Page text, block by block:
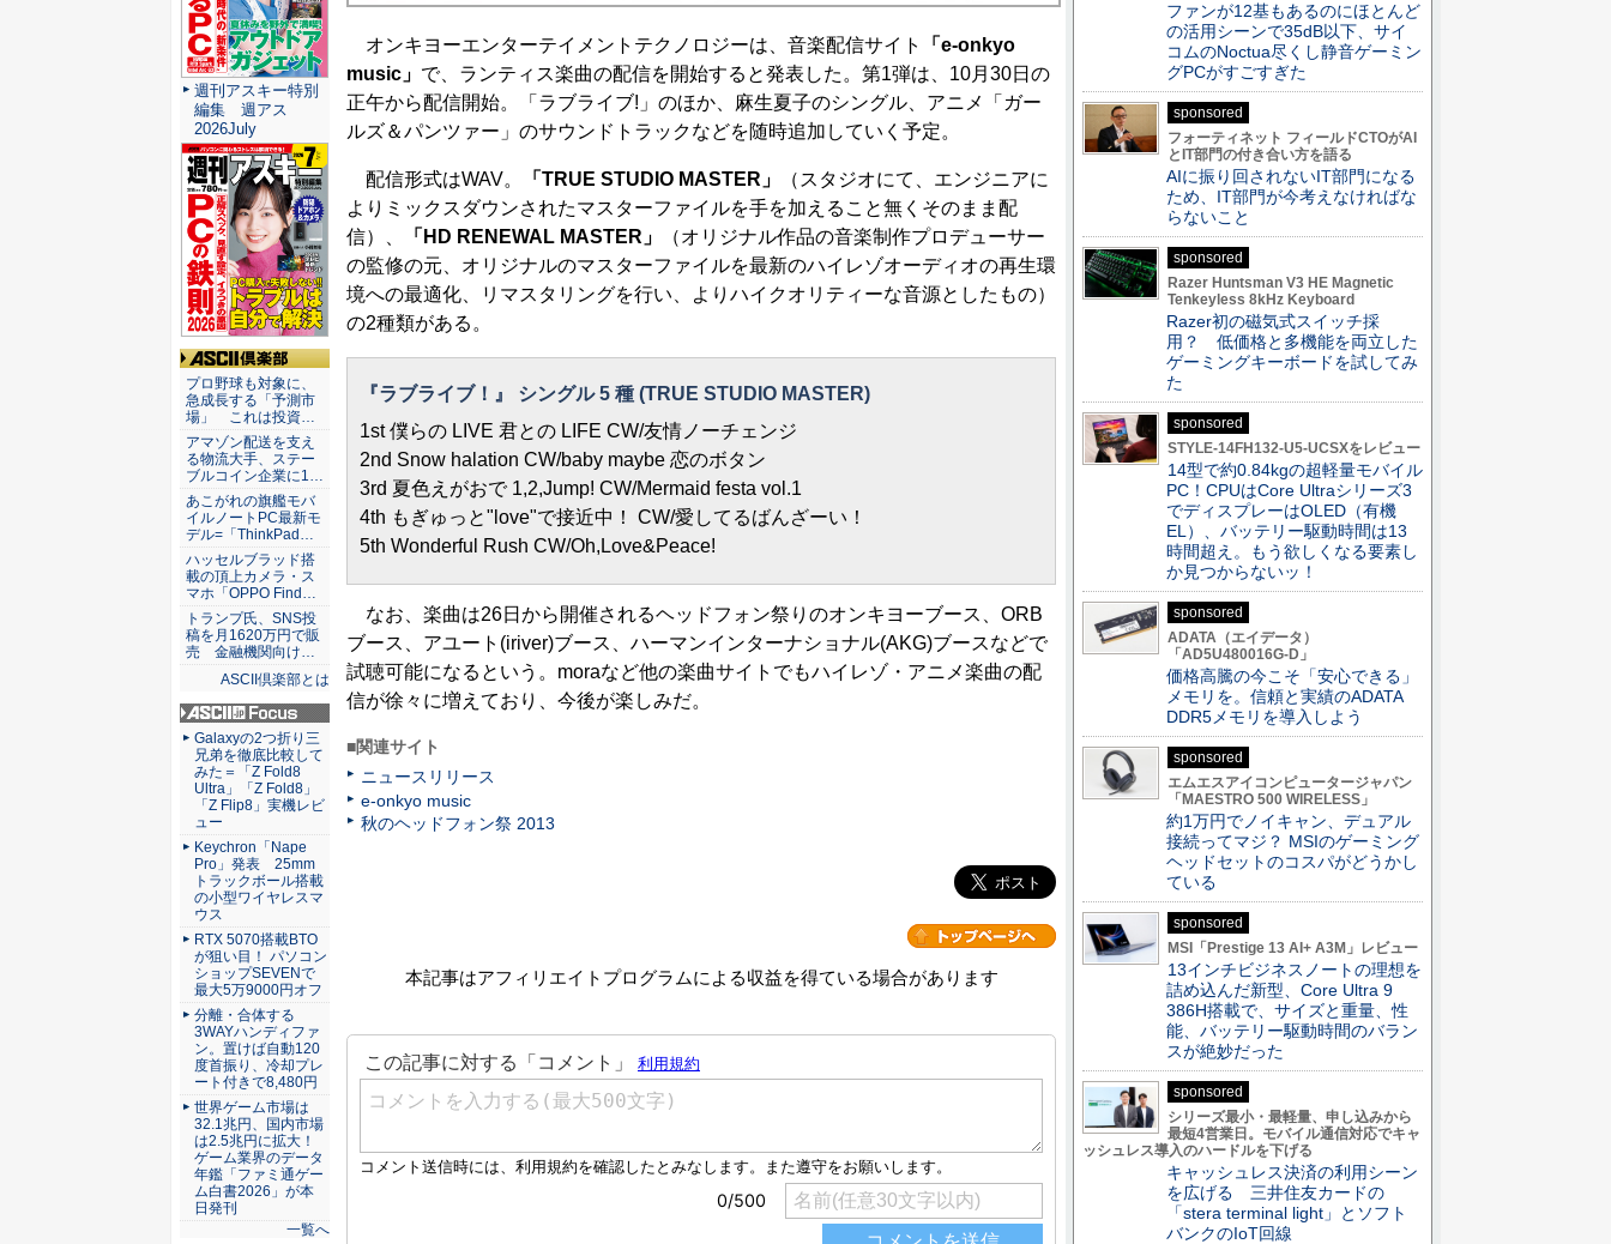
オンキヨーエンターテイメントテクノロジーは、音楽配信サイト
「e-onkyo
music」 で、ランティス楽曲の配信を開始すると発表した。第1弾は、10月30日の
正午から配信開始。「ラブライブ!」のほか、麻生夏子のシングル、アニメ「ガー
ルズ＆パンツァー」のサウンドトラックなどを随時追加していく予定。
配信形式はWAV。 「TRUE STUDIO MASTER」
（スタジオにて、エンジニアに
よりミックスダウンされたマスターファイルを手を加えること無くそのまま配
信）、
「HD RENEWAL MASTER」
（オリジナル作品の音楽制作プロデューサー
の監修の元、オリジナルのマスターファイルを最新のハイレゾオーディオの再生環
境への最適化、リマスタリングを行い、よりハイクオリティーな音源としたもの）
の2種類がある。
『ラブライブ！』 シングル 5 種 (TRUE STUDIO MASTER)
1st 僕らの LIVE 君との LIFE CW/友情ノーチェンジ
2nd Snow halation CW/baby maybe 恋のボタン
3rd 夏色えがおで 1,2,Jump! CW/Mermaid festa vol.1
4th もぎゅっと"love"で接近中！ CW/愛してるばんざーい！
5th Wonderful Rush CW/Oh,Love&Peace!
なお、楽曲は26日から開催されるヘッドフォン祭りのオンキヨーブース、ORB
ブース、アユート(iriver)ブース、ハーマンインターナショナル(AKG)ブースなどで
試聴可能になるという。moraなど他の楽曲サイトでもハイレゾ・アニメ楽曲の配
信が徐々に増えており、今後が楽しみだ。
■関連サイト
ニュースリリース
e-onkyo music
秋のヘッドフォン祭 2013
本記事はアフィリエイトプログラムによる収益を得ている場合があります
週刊アスキー特別
編集 週アス
2026July
ASCII倶楽部
プロ野球も対象に、
急成長する「予測市
場」 これは投資…
アマゾン配送を支え
る物流大手、ステー
ブルコイン企業に1…
あこがれの旗艦モバ
イルノートPC最新モ
デル=「ThinkPad…
ハッセルブラッド搭
載の頂上カメラ・ス
マホ「OPPO Find…
トランプ氏、SNS投
稿を月1620万円で販
売 金融機関向け…
ASCII倶楽部とは
ASCII.jp Focus
Galaxyの2つ折り三
兄弟を徹底比較して
みた＝「Z Fold8
Ultra」「Z Fold8」
「Z Flip8」実機レビ
ュー
Keychron「Nape
Pro」発表 25mm
トラックボール搭載
の小型ワイヤレスマ
ウス
RTX 5070搭載BTO
が狙い目！ パソコン
ショップSEVENで
最大5万9000円オフ
分離・合体する
3WAYハンディファ
ン。置けば自動120
度首振り、冷却プレ
ート付きで8,480円
世界ゲーム市場は
32.1兆円、国内市場
は2.5兆円に拡大！
ゲーム業界のデータ
年鑑「ファミ通ゲー
ム白書2026」が本
日発刊
一覧へ
ファンが12基もあるのにほとんど
の活用シーンで35dB以下、サイ
コムのNoctua尽くし静音ゲーミン
グPCがすごすぎた
sponsored
フォーティネット フィールドCTOがAI
とIT部門の付き合い方を語る
AIに振り回されないIT部門になる
ため、IT部門が今考えなければな
らないこと
sponsored
Razer Huntsman V3 HE Magnetic
Tenkeyless 8kHz Keyboard
Razer初の磁気式スイッチ採
用？ 低価格と多機能を両立した
ゲーミングキーボードを試してみ
た
sponsored
STYLE-14FH132-U5-UCSXをレビュー
14型で約0.84kgの超軽量モバイル
PC！CPUはCore Ultraシリーズ3
でディスプレーはOLED（有機
EL）、バッテリー駆動時間は13
時間超え。もう欲しくなる要素し
か見つからないッ！
sponsored
ADATA（エイデータ）
「AD5U480016G-D」
価格高騰の今こそ「安心できる」
メモリを。信頼と実績のADATA
DDR5メモリを導入しよう
sponsored
エムエスアイコンピュータージャパン
「MAESTRO 500 WIRELESS」
約1万円でノイキャン、デュアル
接続ってマジ？ MSIのゲーミング
ヘッドセットのコスパがどうかし
ている
sponsored
MSI「Prestige 13 AI+ A3M」レビュー
13インチビジネスノートの理想を
詰め込んだ新型、Core Ultra 9
386H搭載で、サイズと重量、性
能、バッテリー駆動時間のバラン
スが絶妙だった
sponsored
シリーズ最小・最軽量、申し込みから
最短4営業日。モバイル通信対応でキャ
ッシュレス導入のハードルを下げる
キャッシュレス決済の利用シーン
を広げる 三井住友カードの
「stera terminal light」とソフト
バンクのIoT回線